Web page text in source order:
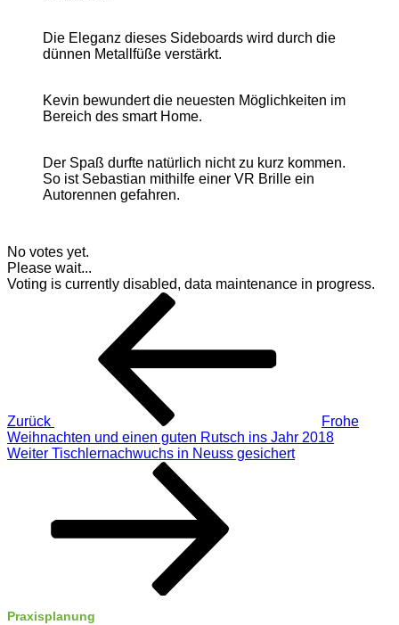
Die Eleganz dieses Sideboards wird durch die
dünnen Metallfüße verstärkt.
Kevin bewundert die neuesten Möglichkeiten im
Bereich des smart Home.
Der Spaß durfte natürlich nicht zu kurz kommen.
So ist Sebastian mithilfe einer VR Brille ein
Autorennen gefahren.
No votes yet.
Please wait...
Voting is currently disabled, data maintenance in progress.
Beitragsnavigation
Zurück
Frohe
Weihnachten und einen guten Rutsch ins Jahr 2018
Nächster
Weiter Tischlernachwuchs in Neuss gesichert
Praxisplanung